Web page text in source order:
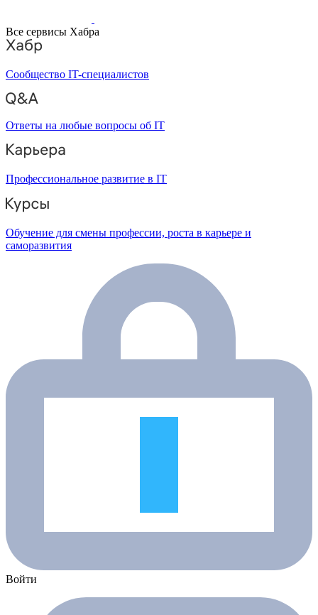
Все сервисы Хабра
Сообщество IT-специалистов
Ответы на любые вопросы об IT
Профессиональное развитие в IT
Обучение для смены профессии, роста в карьере и
саморазвития
Войти